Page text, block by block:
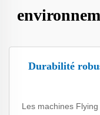
Durabilité
Les machines